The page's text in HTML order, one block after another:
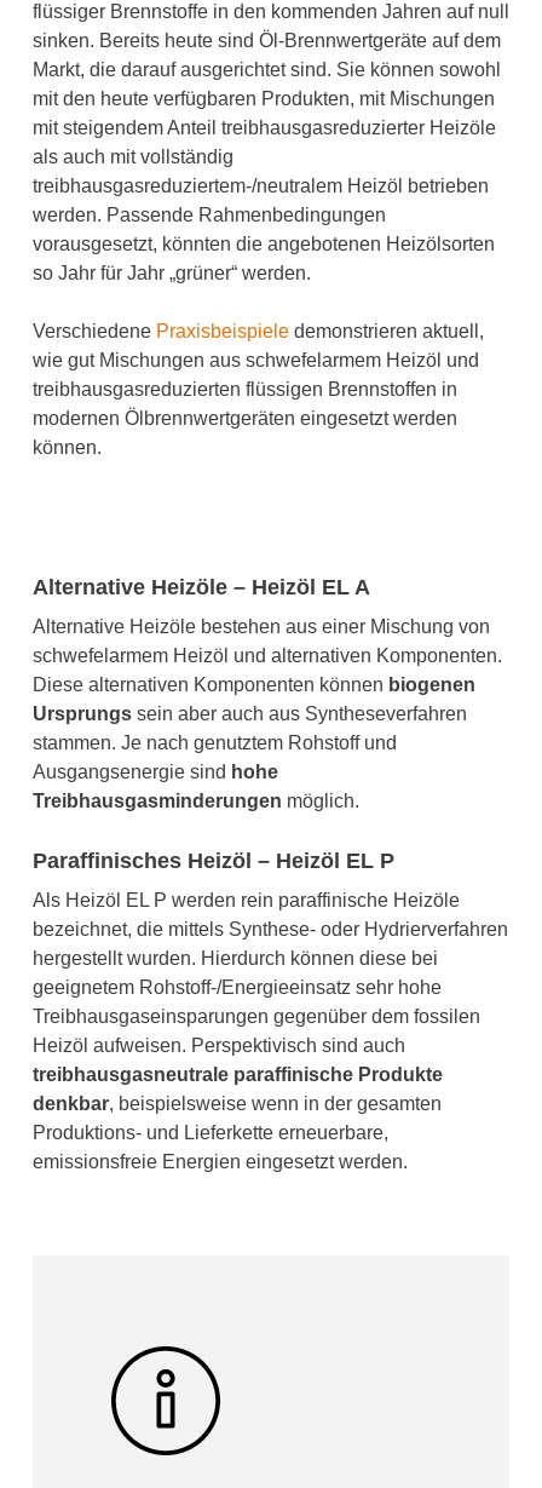
flüssiger Brennstoffe in den kommenden Jahren auf null
sinken. Bereits heute sind Öl-Brennwertgeräte auf dem
Markt, die darauf ausgerichtet sind. Sie können sowohl
mit den heute verfügbaren Produkten, mit Mischungen
mit steigendem Anteil treibhausgasreduzierter Heizöle
als auch mit vollständig
treibhausgasreduziertem-/neutralem Heizöl betrieben
werden. Passende Rahmenbedingungen
vorausgesetzt, könnten die angebotenen Heizölsorten
so Jahr für Jahr „grüner“ werden.
Verschiedene Praxisbeispieledemonstrieren aktuell,
wie gut Mischungen aus schwefelarmem Heizöl und
treibhausgasreduzierten flüssigen Brennstoffen in
modernen Ölbrennwertgeräten eingesetzt werden
können.
Alternative Heizöle – Heizöl EL A
Alternative Heizöle bestehen aus einer Mischung von
schwefelarmem Heizöl und alternativen Komponenten.
Diese alternativen Komponenten können biogenen
Ursprungssein aber auch aus Syntheseverfahren
stammen. Je nach genutztem Rohstoff und
Ausgangsenergie sind hohe
Treibhausgasminderungen möglich.
Paraffinisches Heizöl – Heizöl EL P
Als Heizöl EL P werden rein paraffinische Heizöle
bezeichnet, die mittels Synthese- oder Hydrierverfahren
hergestellt wurden. Hierdurch können diese bei
geeignetem Rohstoff-/Energieeinsatz sehr hohe
Treibhausgaseinsparungen gegenüber dem fossilen
Heizöl aufweisen. Perspektivisch sind auch
treibhausgasneutrale paraffinische Produkte
denkbar, beispielsweise wenn in der gesamten
Produktions- und Lieferkette erneuerbare,
emissionsfreie Energien eingesetzt werden.